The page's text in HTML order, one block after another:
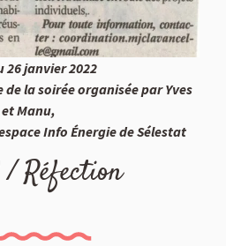
26 janvier 2022
la soirée organisée par Yves
et Manu,
Info Énergie de Sélestat
Réfection